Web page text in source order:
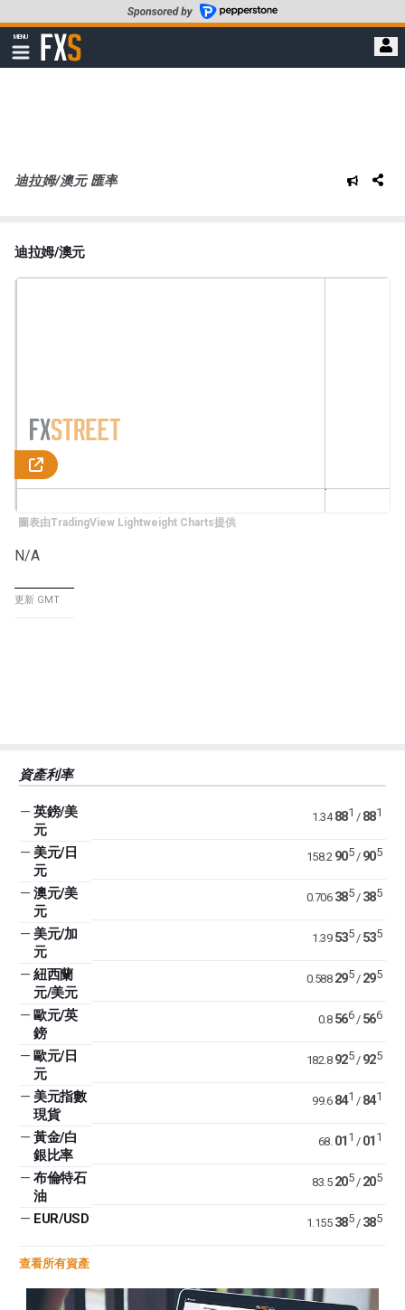
至
要
MENU
顯
示
FXStreet
迪拉姆/澳元 匯率
迪拉姆/澳元
圖表由TradingView Lightweight Charts提供
N/A
更新 GMT
資產利率
— 英鎊/美
元
1.34 881 / 881
— 美元/日
元
158.2 905/ 905
— 澳元/美
元
0.706 385/ 385
— 美元/加
元
1.39 535/ 535
— 紐西蘭
元/美元
0.588 295/ 295
— 歐元/英
鎊
0.8 566/ 566
— 歐元/日
元
182.8 925/ 925
— 美元指數
現貨
99.6 841 / 841
— 黃金/白
銀比率
68. 01 1 / 01 1
— 布倫特石
油
83.5 205/ 205
— EUR/USD 1.155 385/ 385
查看所有資產